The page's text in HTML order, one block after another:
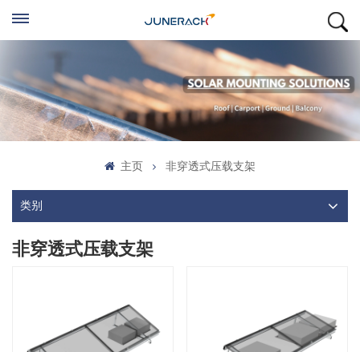
主页 非穿透式压载支架
类别
非穿透式压载支架